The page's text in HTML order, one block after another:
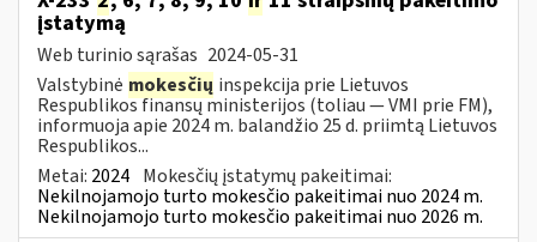
įstatymą
Web turinio sąrašas 2024-05-31
Valstybinė mokesčių inspekcija prie Lietuvos
Respublikos finansų ministerijos (toliau — VMI prie FM),
informuoja apie 2024 m. balandžio 25 d. priimtą Lietuvos
Respublikos...
Metai: 2024 Mokesčių įstatymų pakeitimai:
Nekilnojamojo turto mokesčio pakeitimai nuo 2024 m.
Nekilnojamojo turto mokesčio pakeitimai nuo 2026 m.